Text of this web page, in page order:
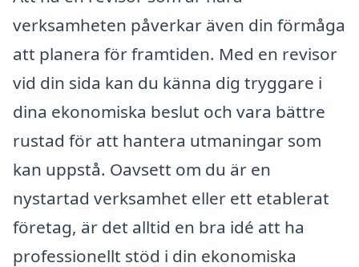
verksamheten påverkar även din förmåga
att planera för framtiden. Med en revisor
vid din sida kan du känna dig tryggare i
dina ekonomiska beslut och vara bättre
rustad för att hantera utmaningar som
kan uppstå. Oavsett om du är en
nystartad verksamhet eller ett etablerat
företag, är det alltid en bra idé att ha
professionellt stöd i din ekonomiska